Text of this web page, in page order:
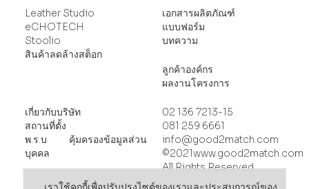
Leather Studio
eCHOTECH
Stoolio
สินค้าลดล้างสต็อก
เอกสารผลิตภัณฑ์
แบบฟอร์ม
บทความ
ลูกค้าองค์กร
ผลงานโครงการ
เกี่ยวกับบริษัท
สถานที่ตั้ง
พ.ร.บ คุ้มครองข้อมูลส่วน
บุคคล
02 136 7213-15
081 259 6661
info@good2match.com
©2021www.good2match.com
All Rights Reserved